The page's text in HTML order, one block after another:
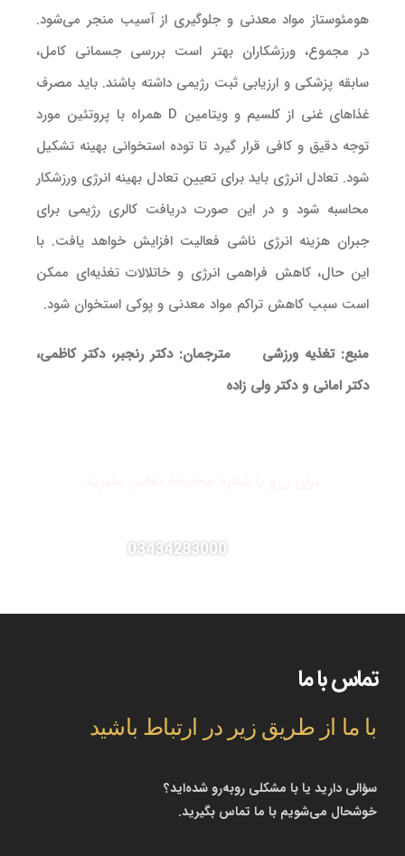
هومئوستاز مواد معدنی و جلوگیری از آسیب منجر می‌شود.
در مجموع، ورزشکاران بهتر است بررسی جسمانی کامل،
سابقه پزشکی و ارزیابی ثبت رژیمی داشته باشند. باید مصرف
غذاهای غنی از کلسیم و ویتامین D همراه با پروتئین مورد
توجه دقیق و کافی قرار گیرد تا توده استخوانی بهینه تشکیل
شود. تعادل انرژی باید برای تعیین تعادل بهینه انرژی ورزشکار
محاسبه شود و در این صورت دریافت کالری رژیمی برای
جبران هزینه انرژی ناشی فعالیت افزایش خواهد یافت. با
این حال، کاهش فراهمی انرژی و خاتلالات تغذیه‌ای ممکن
است سبب کاهش تراکم مواد معدنی و پوکی استخوان شود.
منبع: تغذیه ورزشی مترجمان: دکتر رنجبر، دکتر کاظمی،
دکتر امانی و دکتر ولی زاده
03434283000
تماس با ما
با ما از طریق زیر در ارتباط باشید
سؤالی دارید یا با مشکلی روبه‌رو شده‌اید؟
خوشحال می‌شویم با ما تماس بگیرید.